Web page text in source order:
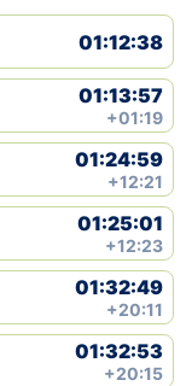
01:12:38
01:13:57
+01:19
01:24:59
+12:21
01:25:01
+12:23
01:32:49
+20:11
01:32:53
+20:15